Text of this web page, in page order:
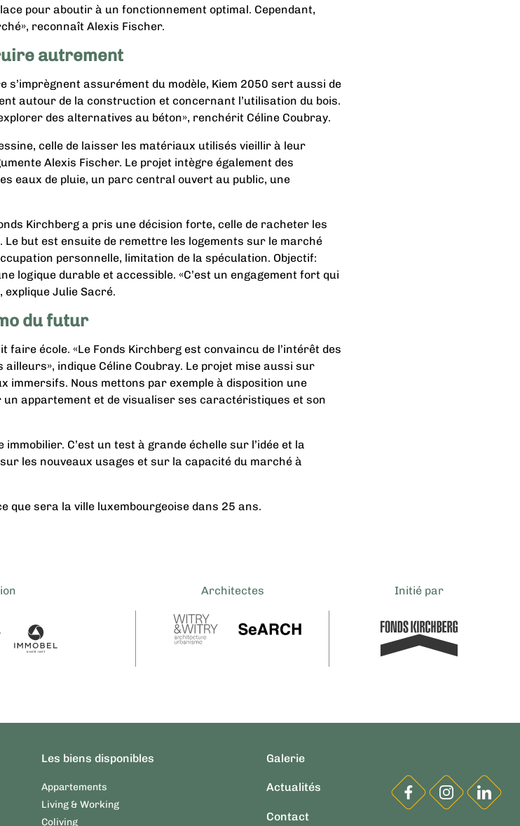
pour aboutir à un fonctionnement optimal. Cependant,
reconnaît Alexis Fischer.
autrement
s’imprègnent assurément du modèle, Kiem 2050 sert aussi de
autour de la construction et concernant l’utilisation du bois.
des alternatives au béton», renchérit Céline Coubray.
celle de laisser les matériaux utilisés vieillir à leur
Alexis Fischer. Le projet intègre également des
eaux de pluie, un parc central ouvert au public, une
Kirchberg a pris une décision forte, celle de racheter les
but est ensuite de remettre les logements sur le marché
personnelle, limitation de la spéculation. Objectif:
logique durable et accessible. «C’est un engagement fort qui
Julie Sacré.
du futur
école. «Le Fonds Kirchberg est convaincu de l’intérêt des
indique Céline Coubray. Le projet mise aussi sur
immersifs. Nous mettons par exemple à disposition une
un appartement et de visualiser ses caractéristiques et son
C’est un test à grande échelle sur l’idée et la
les nouveaux usages et sur la capacité du marché à
que sera la ville luxembourgeoise dans 25 ans.
Architectes Initié par
Les biens disponibles
Appartements
Living & Working
Coliving
Galerie
Actualités
Contact